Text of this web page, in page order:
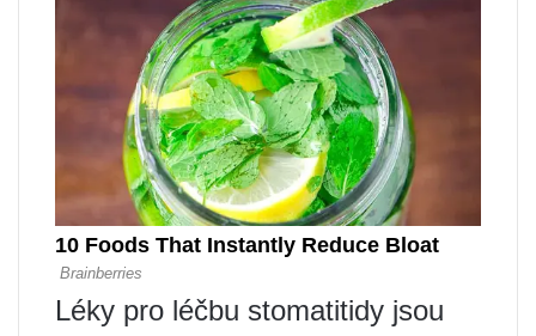
Léky pro léčbu stomatitidy jsou